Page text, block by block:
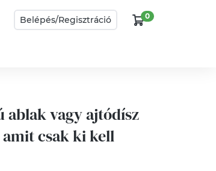
Belépés/Regisztráció 0
ablak vagy ajtódísz
csak ki kell